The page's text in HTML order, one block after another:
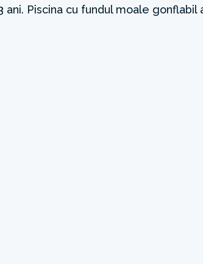
ani. Piscina cu fundul moale gonflabil